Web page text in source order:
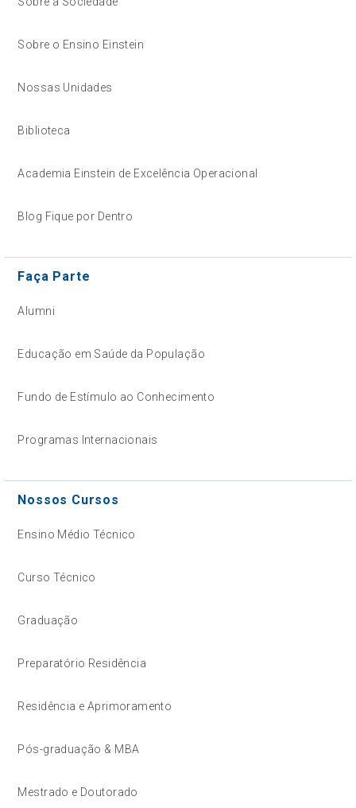
Sobre o Ensino Einstein
Nossas Unidades
Biblioteca
Academia Einstein de Excelência Operacional
Blog Fique por Dentro
Faça Parte
Alumni
Educação em Saúde da População
Fundo de Estímulo ao Conhecimento
Programas Internacionais
Nossos Cursos
Ensino Médio Técnico
Curso Técnico
Graduação
Preparatório Residência
Residência e Aprimoramento
Pós-graduação & MBA
Mestrado e Doutorado